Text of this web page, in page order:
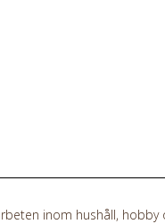
inom hushåll, hobby